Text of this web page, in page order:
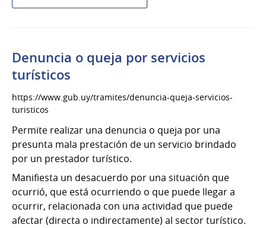
Declaratoria
turístico
para
de
Denuncia o queja por servicios
turísticos
https://www.gub.uy/tramites/denuncia-queja-servicios-
turisticos
Permite realizar una denuncia o queja por una
presunta mala prestación de un servicio brindado
por un prestador turístico.
Manifiesta un desacuerdo por una situación que
ocurrió, que está ocurriendo o que puede llegar a
ocurrir, relacionada con una actividad que puede
afectar (directa o indirectamente) al sector turístico.